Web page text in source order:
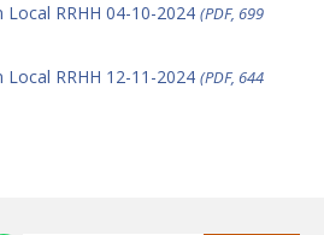
RRHH 04-10-2024 (PDF, 699
RRHH 12-11-2024 (PDF, 644